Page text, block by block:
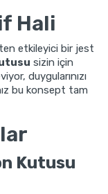
Hali
etkileyici bir jest
sizin için
duygularınızı
bu konsept tam
Kutusu